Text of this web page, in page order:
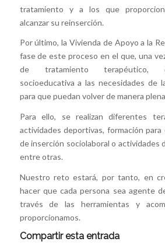
tratamiento y a los que
alcanzar su reinserción.
Por último, la Vivienda de Apoyo a la
fase de este proceso en el que, una
de tratamiento terapéutico,
socioeducativa a las necesidades de
para que puedan volver de manera
Para ello, se realizan diferentes
actividades deportivas, formación
de inserción sociolaboral o actividades
entre otras.
Nuestro reto estará, por tanto, en
hacer que cada persona sea agente
través de las herramientas y
proporcionamos.
Compartir esta entrada